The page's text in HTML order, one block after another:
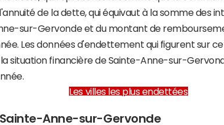
de la dette, qui équivaut à la somme des
sur-Gervonde et du montant de
Les données d'endettement qui figurent sur
situation financière de Sainte-Anne-sur-
Les villes les plus endettées
Anne-sur-Gervonde